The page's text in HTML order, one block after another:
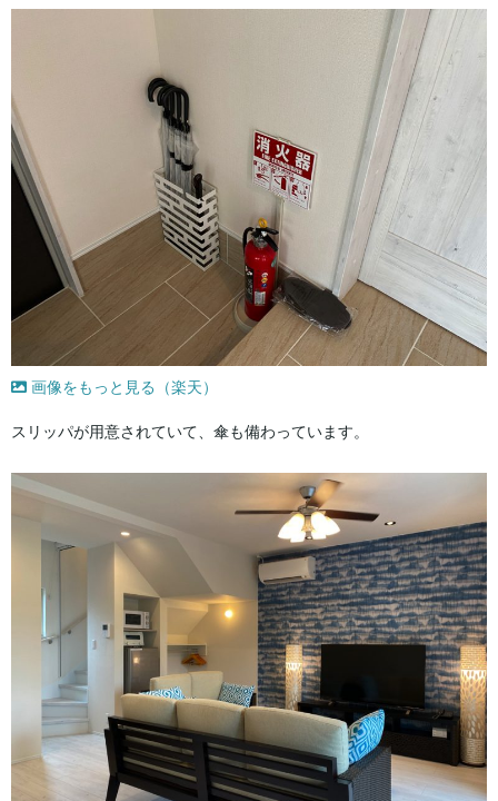
画像をもっと見る（楽天）
スリッパが用意されていて、傘も備わっています。